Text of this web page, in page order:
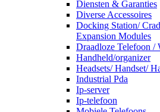
Diensten & Garanties
Diverse Accessoires
Docking Station/
Expansion Modules
Draadloze Telefoon /
Handheld/organizer
Headsets/ Handset/
Industrial Pda
Ip-server
Ip-telefoon